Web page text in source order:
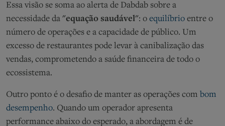
Essa visão se soma ao alerta de Dabdab sobre a
necessidade da "equação saudável": o equilíbrio entre o
número de operações e a capacidade de público. Um
excesso de restaurantes pode levar à canibalização das
vendas, comprometendo a saúde financeira de todo o
ecossistema.
Outro ponto é o desafio de manter as operações com bom
desempenho. Quando um operador apresenta
performance abaixo do esperado, a abordagem é de